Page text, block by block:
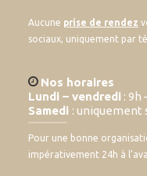
Aucune prise de rendez
sociaux, uniquement par
Nos horaires
Lundi – vendredi : 9h
Samedi : uniquement
Pour une bonne
impérativement 24h à